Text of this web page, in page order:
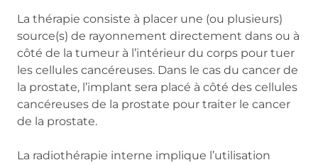
La thérapie consiste à placer une (ou plusieurs)
source(s) de rayonnement directement dans ou à
côté de la tumeur à l’intérieur du corps pour tuer
les cellules cancéreuses. Dans le cas du cancer de
la prostate, l’implant sera placé à côté des cellules
cancéreuses de la prostate pour traiter le cancer
de la prostate.
La radiothérapie interne implique l’utilisation